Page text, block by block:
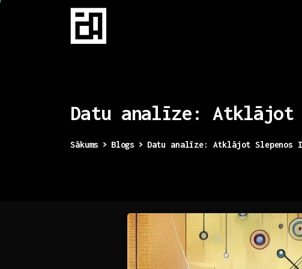
Datu analīze: Atklājot
Sākums Blogs Datu analīze: Atklājot Slepenos